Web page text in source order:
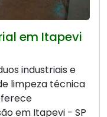
em Itapevi
industriais e
limpeza técnica
em Itapevi - SP